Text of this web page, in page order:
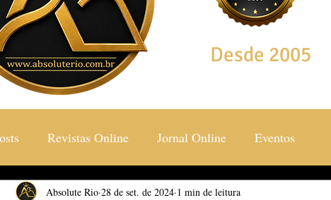
Desde 2005
Revistas Online Jornal Online Eventos
& Turismo Social & Estilos Saúde & Bem Estar
Absolute Rio 28 de set. de 2024 1 min de leitura